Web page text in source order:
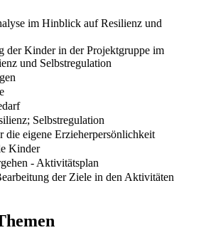
im Hinblick auf Resilienz und
der Kinder in der Projektgruppe im
und Selbstregulation
Selbstregulation
die eigene Erzieherpersönlichkeit
Kinder
- Aktivitätsplan
der Ziele in den Aktivitäten